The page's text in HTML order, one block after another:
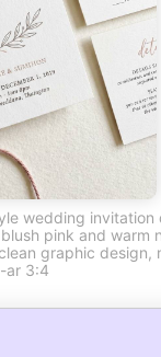
wedding
pink and warm
graphic design,
ar 3:4